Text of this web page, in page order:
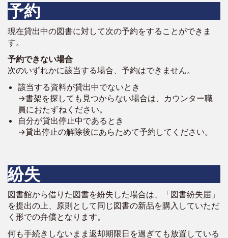
予約
現在貸出中の図書に対して次の予約をすることができま
す。
予約できない場合
次のいずれかに該当する場合、予約はできません。
該当する資料が貸出中でないとき
→書架を探しても見つからない場合は、カウンター職
員におたずねください。
自分が貸出停止中であるとき
→貸出停止の解除後にあらためて予約してください。
紛失
図書館から借りた図書を紛失した場合は、「図書紛失届」
を提出の上、原則として同じ図書の新品を購入していただ
く形での弁償となります。
何も手続きしないまま返却期限日を過ぎても放置している